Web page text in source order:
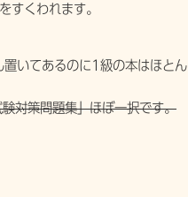
すくわれます。
いてあるのに1級の本はほとん
対策問題集」ほぼ一択です。